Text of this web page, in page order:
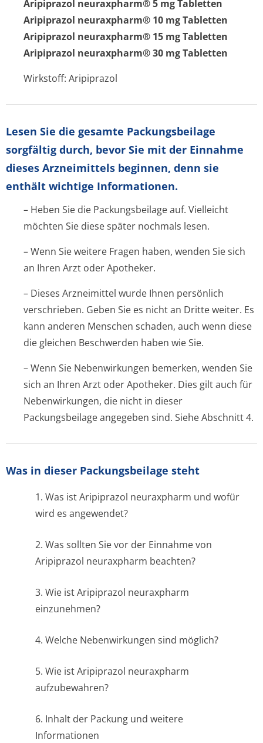
Aripiprazol neuraxpharm® 5 mg Tabletten
Aripiprazol neuraxpharm® 10 mg Tabletten
Aripiprazol neuraxpharm® 15 mg Tabletten
Aripiprazol neuraxpharm® 30 mg Tabletten
Wirkstoff: Aripiprazol
Lesen Sie die gesamte Packungsbeilage
sorgfältig durch, bevor Sie mit der Einnahme
dieses Arzneimittels beginnen, denn sie
enthält wichtige Informationen.
– Heben Sie die Packungsbeilage auf. Vielleicht
möchten Sie diese später nochmals lesen.
– Wenn Sie weitere Fragen haben, wenden Sie sich
an Ihren Arzt oder Apotheker.
– Dieses Arzneimittel wurde Ihnen persönlich
verschrieben. Geben Sie es nicht an Dritte weiter. Es
kann anderen Menschen schaden, auch wenn diese
die gleichen Beschwerden haben wie Sie.
– Wenn Sie Nebenwirkungen bemerken, wenden Sie
sich an Ihren Arzt oder Apotheker. Dies gilt auch für
Nebenwirkungen, die nicht in dieser
Packungsbeilage angegeben sind. Siehe Abschnitt 4.
Was in dieser Packungsbeilage steht
1. Was ist Aripiprazol neuraxpharm und wofür
wird es angewendet?
2. Was sollten Sie vor der Einnahme von
Aripiprazol neuraxpharm beachten?
3. Wie ist Aripiprazol neuraxpharm
einzunehmen?
4. Welche Nebenwirkungen sind möglich?
5. Wie ist Aripiprazol neuraxpharm
aufzubewahren?
6. Inhalt der Packung und weitere
Informationen